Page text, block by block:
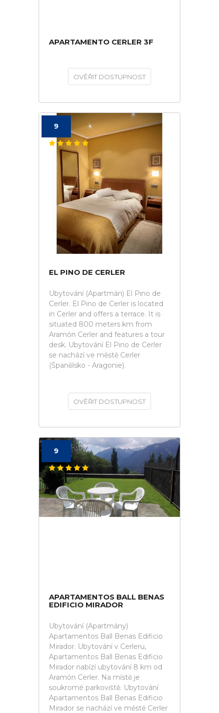
APARTAMENTO CERLER 3F
OVĚŘIT DOSTUPNOST
9
EL PINO DE CERLER
Ubytování (Apartmán) El Pino de
Cerler. El Pino de Cerler is located
in Cerler and offers a terrace. It is
situated 800 meters km from
Aramón Cerler and features a tour
desk. Ubytování El Pino de Cerler
se nachází ve městě Cerler
(Španělsko - Aragonie).
OVĚŘIT DOSTUPNOST
9
APARTAMENTOS BALL BENAS
EDIFICIO MIRADOR
Ubytování (Apartmány)
Apartamentos Ball Benas Edificio
Mirador. Ubytování v Cerleru,
Apartamentos Ball Benas Edificio
Mirador nabízí ubytování 8 km od
Aramón Cerler. Na místě je
soukromé parkoviště. Ubytování
Apartamentos Ball Benas Edificio
Mirador se nachází ve městě Cerler